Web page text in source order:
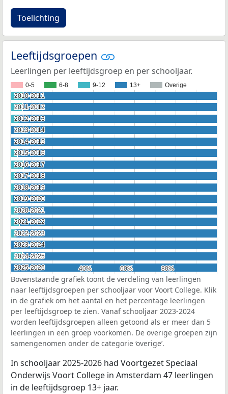
Toelichting
Leeftijdsgroepen
Leerlingen per leeftijdsgroep en per schooljaar.
0-5 6-8 9-12 13+ Overige
40%
40% 60%
60% 80%
80%
2010-2011
2010-2011
2011-2012
2011-2012
2012-2013
2012-2013
2013-2014
2013-2014
2014-2015
2014-2015
2015-2016
2015-2016
2016-2017
2016-2017
2017-2018
2017-2018
2018-2019
2018-2019
2019-2020
2019-2020
2020-2021
2020-2021
2021-2022
2021-2022
2022-2023
2022-2023
2023-2024
2023-2024
2024-2025
2024-2025
2025-2026
2025-2026
Bovenstaande grafiek toont de verdeling van leerlingen
naar leeftijdsgroepen per schooljaar voor Voort College. Klik
in de grafiek om het aantal en het percentage leerlingen
per leeftijdsgroep te zien. Vanaf schooljaar 2023-2024
worden leeftijdsgroepen alleen getoond als er meer dan 5
leerlingen in een groep voorkomen. De overige groepen zijn
samengenomen onder de categorie ‘overige’.
In schooljaar 2025-2026 had Voortgezet Speciaal
Onderwijs Voort College in Amsterdam 47 leerlingen
in de leeftijdsgroep 13+ jaar.